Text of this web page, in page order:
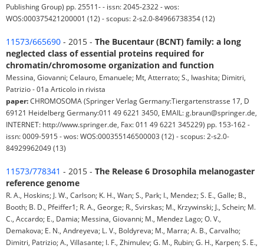
Publishing Group) pp. 25511- - issn: 2045-2322 - wos:
WOS:000375421200001 (12) - scopus: 2-s2.0-84966738354 (12)
11573/665690 - 2015 - The Bucentaur (BCNT) family: a long
neglected class of essential proteins required for
chromatin/chromosome organization and function
Messina, Giovanni; Celauro, Emanuele; Mt, Atterrato; S., Iwashita; Dimitri,
Patrizio - 01a Articolo in rivista
paper:CHROMOSOMA (Springer Verlag Germany:Tiergartenstrasse 17, D
69121 Heidelberg Germany:011 49 6221 3450, EMAIL: g.braun@springer.de,
INTERNET: http://www.springer.de, Fax: 011 49 6221 345229) pp. 153-162 -
issn: 0009-5915 - wos: WOS:000355146500003 (12) - scopus: 2-s2.0-
84929962049 (13)
11573/778341 - 2015 - The Release 6 Drosophila melanogaster
reference genome
R. A., Hoskins; J. W., Carlson; K. H., Wan; S., Park; I., Mendez; S. E., Galle; B.,
Booth; B. D., Pfeiffer1; R. A., George; R., Svirskas; M., Krzywinski; J., Schein; M.
C., Accardo; E., Damia; Messina, Giovanni; M., Mendez Lago; O. V.,
Demakova; E. N., Andreyeva; L. V., Boldyreva; M., Marra; A. B., Carvalho;
Dimitri, Patrizio; A., Villasante; I. F., Zhimulev; G. M., Rubin; G. H., Karpen; S. E.,